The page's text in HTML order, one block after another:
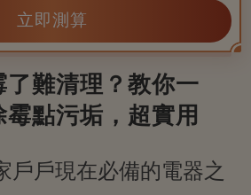
立即測算
難清理？教你一
點污垢，超實用
戶戶現在必備的電器之